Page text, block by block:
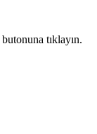
butonuna tıklayın.